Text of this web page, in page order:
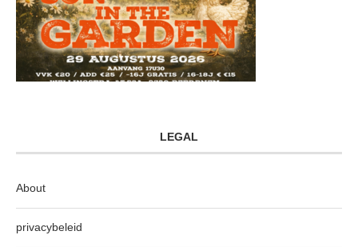
LEGAL
About
privacybeleid